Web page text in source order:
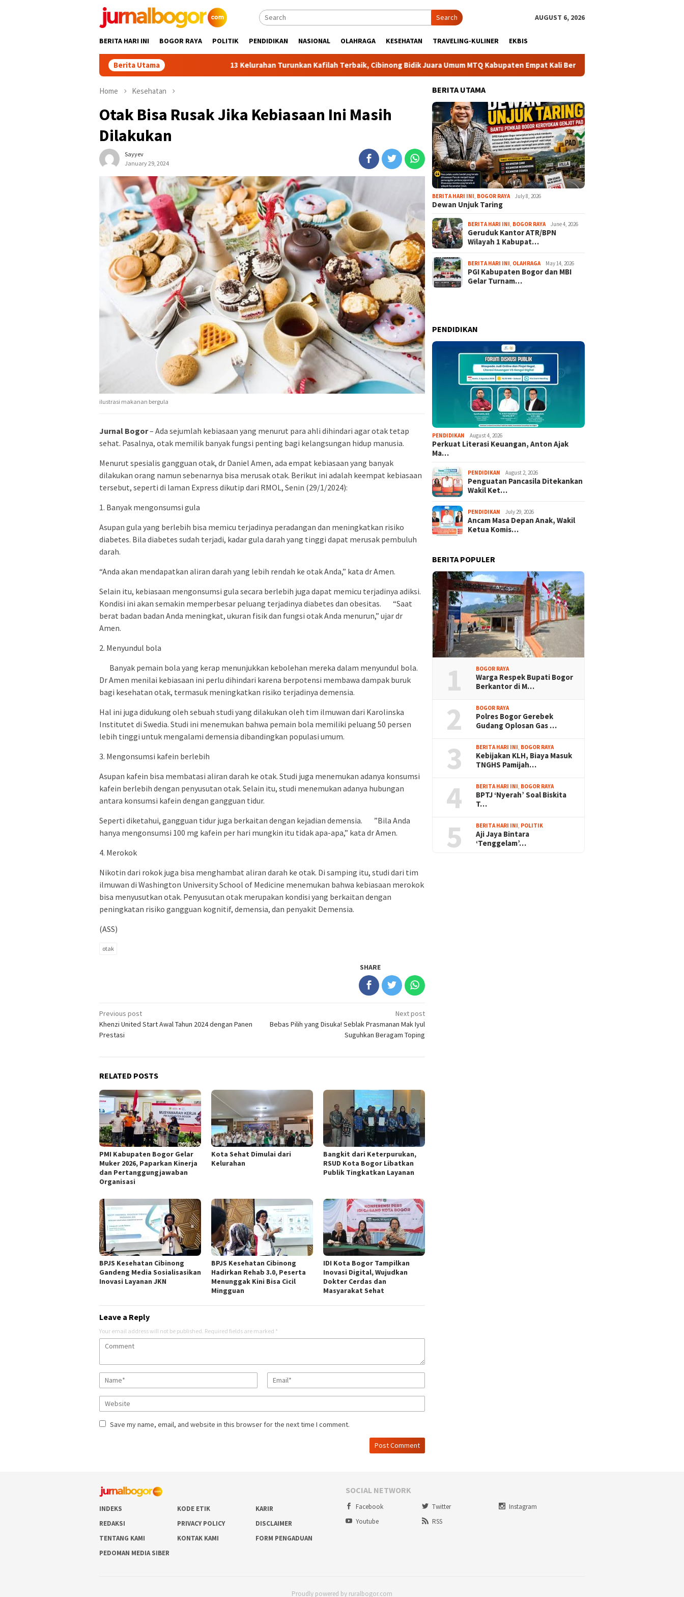
Search AUGUST 6, 2026
BERITA HARI INI BOGOR RAYA POLITIK PENDIDIKAN NASIONAL OLAHRAGA KESEHATAN TRAVELING-KULINER EKBIS
Berita Utama 13 Kelurahan Turunkan Kafilah Terbaik, Cibinong Bidik Juara Umum MTQ Kabupaten Empat Kali Beruntun Bupati Rudy Susmanto:
Home Kesehatan
Otak Bisa Rusak Jika Kebiasaan Ini Masih
Dilakukan
Sayyev
January 29, 2024
ilustrasi makanan bergula
Jurnal Bogor– Ada sejumlah kebiasaan yang menurut para ahli dihindari agar otak tetap
sehat. Pasalnya, otak memilik banyak fungsi penting bagi kelangsungan hidup manusia.
Menurut spesialis gangguan otak, dr Daniel Amen, ada empat kebiasaan yang banyak
dilakukan orang namun sebenarnya bisa merusak otak. Berikut ini adalah keempat kebiasaan
tersebut, seperti di laman Express dikutip dari RMOL, Senin (29/1/2024):
1. Banyak mengonsumsi gula
Asupan gula yang berlebih bisa memicu terjadinya peradangan dan meningkatkan risiko
diabetes. Bila diabetes sudah terjadi, kadar gula darah yang tinggi dapat merusak pembuluh
darah.
“Anda akan mendapatkan aliran darah yang lebih rendah ke otak Anda,” kata dr Amen.
Selain itu, kebiasaan mengonsumsi gula secara berlebih juga dapat memicu terjadinya adiksi.
Kondisi ini akan semakin memperbesar peluang terjadinya diabetes dan obesitas. “Saat
berat badan badan Anda meningkat, ukuran fisik dan fungsi otak Anda menurun,” ujar dr
Amen.
2. Menyundul bola
Banyak pemain bola yang kerap menunjukkan kebolehan mereka dalam menyundul bola.
Dr Amen menilai kebiasaan ini perlu dihindari karena berpotensi membawa dampak buruk
bagi kesehatan otak, termasuk meningkatkan risiko terjadinya demensia.
Hal ini juga didukung oleh sebuah studi yang dilakukan oleh tim ilmuwan dari Karolinska
Institutet di Swedia. Studi ini menemukan bahwa pemain bola memiliki peluang 50 persen
lebih tinggi untuk mengalami demensia dibandingkan populasi umum.
3. Mengonsumsi kafein berlebih
Asupan kafein bisa membatasi aliran darah ke otak. Studi juga menemukan adanya konsumsi
kafein berlebih dengan penyusutan otak. Selain itu, studi menemukan adanya hubungan
antara konsumsi kafein dengan gangguan tidur.
Seperti diketahui, gangguan tidur juga berkaitan dengan kejadian demensia. ”Bila Anda
hanya mengonsumsi 100 mg kafein per hari mungkin itu tidak apa-apa,” kata dr Amen.
4. Merokok
Nikotin dari rokok juga bisa menghambat aliran darah ke otak. Di samping itu, studi dari tim
ilmuwan di Washington University School of Medicine menemukan bahwa kebiasaan merokok
bisa menyusutkan otak. Penyusutan otak merupakan kondisi yang berkaitan dengan
peningkatan risiko gangguan kognitif, demensia, dan penyakit Demensia.
(ASS)
otak
SHARE
Post
navigation
Previous post
Khenzi United Start Awal Tahun 2024 dengan Panen
Prestasi
Next post
Bebas Pilih yang Disuka! Seblak Prasmanan Mak Iyul
Suguhkan Beragam Toping
RELATED POSTS
PMI Kabupaten Bogor Gelar
Muker 2026, Paparkan Kinerja
dan Pertanggungjawaban
Organisasi
Kota Sehat Dimulai dari
Kelurahan
Bangkit dari Keterpurukan,
RSUD Kota Bogor Libatkan
Publik Tingkatkan Layanan
BPJS Kesehatan Cibinong
Gandeng Media Sosialisasikan
Inovasi Layanan JKN
BPJS Kesehatan Cibinong
Hadirkan Rehab 3.0, Peserta
Menunggak Kini Bisa Cicil
Mingguan
IDI Kota Bogor Tampilkan
Inovasi Digital, Wujudkan
Dokter Cerdas dan
Masyarakat Sehat
Leave a Reply
Your email address will not be published. Required fields are marked *
Save my name, email, and website in this browser for the next time I comment.
BERITA UTAMA
BERITA HARI INI BOGOR RAYA July 8, 2026
Dewan Unjuk Taring
BERITA HARI INI BOGOR RAYA June 4, 2026
Geruduk Kantor ATR/BPN
Wilayah 1 Kabupat…
BERITA HARI INI OLAHRAGA May 14, 2026
PGI Kabupaten Bogor dan MBI
Gelar Turnam…
PENDIDIKAN
PENDIDIKAN August 4, 2026
Perkuat Literasi Keuangan, Anton Ajak
Ma…
PENDIDIKAN August 2, 2026
Penguatan Pancasila Ditekankan
Wakil Ket…
PENDIDIKAN July 29, 2026
Ancam Masa Depan Anak, Wakil
Ketua Komis…
BERITA POPULER
1 BOGOR RAYA
Warga Respek Bupati Bogor
Berkantor di M…
2 BOGOR RAYA
Polres Bogor Gerebek
Gudang Oplosan Gas …
3 BERITA HARI INI, BOGOR RAYA
Kebijakan KLH, Biaya Masuk
TNGHS Pamijah…
4 BERITA HARI INI, BOGOR RAYA
BPTJ ‘Nyerah’ Soal Biskita
T…
5 BERITA HARI INI, POLITIK
Aji Jaya Bintara
‘Tenggelam’…
INDEKS KODE ETIK
KARIR
REDAKSI
PRIVACY POLICY
DISCLAIMER
TENTANG KAMI
KONTAK KAMI
FORM PENGADUAN
PEDOMAN MEDIA SIBER
SOCIAL NETWORK
Facebook Twitter
Instagram
Youtube
RSS
Proudly powered by ruralbogor.com